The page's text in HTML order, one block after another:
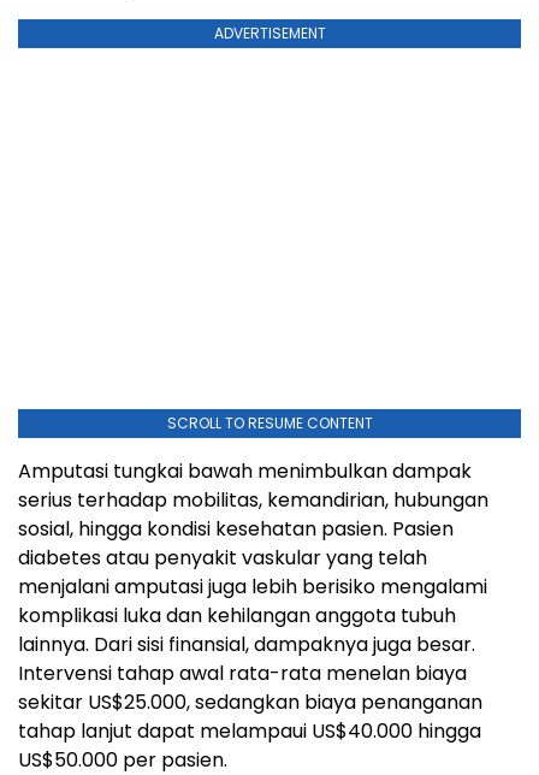
ADVERTISEMENT
SCROLL TO RESUME CONTENT
Amputasi tungkai bawah menimbulkan dampak
serius terhadap mobilitas, kemandirian, hubungan
sosial, hingga kondisi kesehatan pasien. Pasien
diabetes atau penyakit vaskular yang telah
menjalani amputasi juga lebih berisiko mengalami
komplikasi luka dan kehilangan anggota tubuh
lainnya. Dari sisi finansial, dampaknya juga besar.
Intervensi tahap awal rata-rata menelan biaya
sekitar US$25.000, sedangkan biaya penanganan
tahap lanjut dapat melampaui US$40.000 hingga
US$50.000 per pasien.